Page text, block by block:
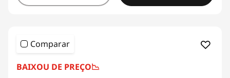
Comparar
BAIXOU DE PREÇO📉